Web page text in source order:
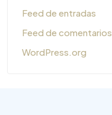
Feed de entradas
Feed de comentarios
WordPress.org